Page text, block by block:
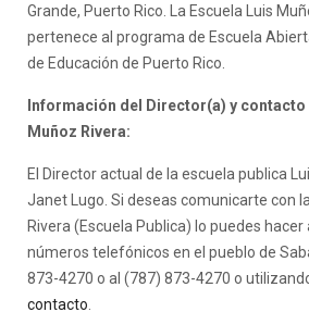
Grande, Puerto Rico. La Escuela Luis
pertenece al programa de Escuela
de Educación de Puerto Rico.
Información del Director(a) y contacto
Muñoz Rivera:
El Director actual de la escuela publica
Janet Lugo. Si deseas comunicarte con
Rivera (Escuela Publica) lo puedes
números telefónicos en el pueblo de
873-4270 o al (787) 873-4270 o
contacto